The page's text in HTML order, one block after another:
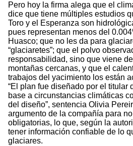
Pero hoy la firma alega que el
dice que tiene múltiples estudios
Toro y el Esperanza son
pues representan menos del
Huasco; que no les da para
“glaciaretes”; que el polvo
responsabilidad, sino que viene
montañas cercanas, y que el
trabajos del yacimiento los están
“El plan fue diseñado por el titular
base a circunstancias climáticas
del diseño”, sentencia Olivia
argumento de la compañía para
obligatorias, lo que, según la
tener información confiable de lo
glaciares.